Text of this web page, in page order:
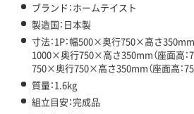
ブランド：ホームテイスト
製造国：日本製
寸法：1P：幅500×奥行750×高さ350mm
1000×奥行750×高さ350mm（座面高：
750×奥行750×高さ350mm（座面高：
質量：1.6kg
組立目安：完成品